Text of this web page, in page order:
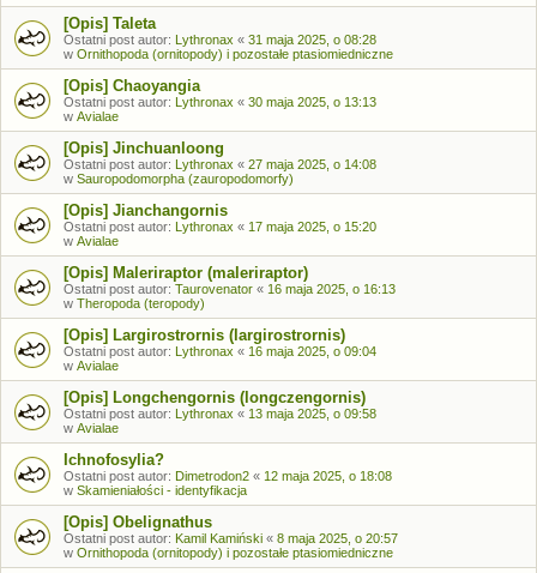
[Opis] Taleta
Ostatni post autor: Lythronax « 31 maja 2025, o 08:28
w Ornithopoda (ornitopody) i pozostałe ptasiomiedniczne
[Opis] Chaoyangia
Ostatni post autor: Lythronax « 30 maja 2025, o 13:13
w Avialae
[Opis] Jinchuanloong
Ostatni post autor: Lythronax « 27 maja 2025, o 14:08
w Sauropodomorpha (zauropodomorfy)
[Opis] Jianchangornis
Ostatni post autor: Lythronax « 17 maja 2025, o 15:20
w Avialae
[Opis] Maleriraptor (maleriraptor)
Ostatni post autor: Taurovenator « 16 maja 2025, o 16:13
w Theropoda (teropody)
[Opis] Largirostrornis (largirostrornis)
Ostatni post autor: Lythronax « 16 maja 2025, o 09:04
w Avialae
[Opis] Longchengornis (longczengornis)
Ostatni post autor: Lythronax « 13 maja 2025, o 09:58
w Avialae
Ichnofosylia?
Ostatni post autor: Dimetrodon2 « 12 maja 2025, o 18:08
w Skamieniałości - identyfikacja
[Opis] Obelignathus
Ostatni post autor: Kamil Kamiński « 8 maja 2025, o 20:57
w Ornithopoda (ornitopody) i pozostałe ptasiomiedniczne